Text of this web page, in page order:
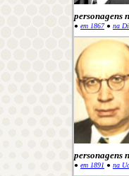
personagens
● em 1867● na
personagens
● em 1891 ● na